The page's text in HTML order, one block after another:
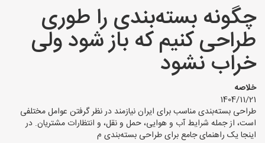
سایر گروه ها
فروشنده های کارتن جعبه
چگونه بسته‌بندی را طوری
طراحی کنیم که باز شود ولی
خراب نشود
خلاصه
1404/11/21
طراحی بسته‌بندی مناسب برای ایران نیازمند در نظر گرفتن عوامل مختلفی
است، از جمله شرایط آب و هوایی، حمل و نقل، و انتظارات مشتریان. در
اینجا یک راهنمای جامع برای طراحی بسته‌بندی م